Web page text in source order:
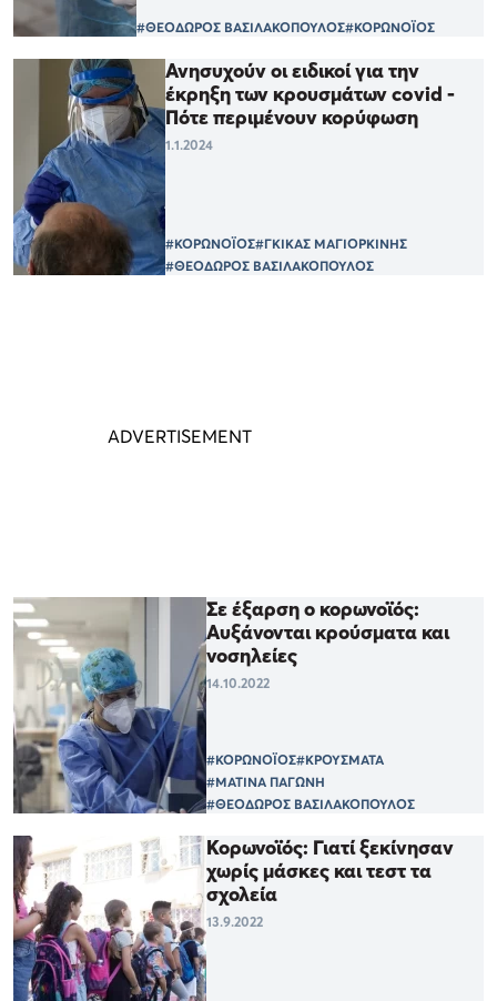
#ΘΕΟΔΩΡΟΣ ΒΑΣΙΛΑΚΟΠΟΥΛΟΣ#ΚΟΡΩΝΟΪΟΣ
Ανησυχούν οι ειδικοί για την
έκρηξη των κρουσμάτων covid -
Πότε περιμένουν κορύφωση
1.1.2024
#ΚΟΡΩΝΟΪΟΣ#ΓΚΙΚΑΣ ΜΑΓΙΟΡΚΙΝΗΣ
#ΘΕΟΔΩΡΟΣ ΒΑΣΙΛΑΚΟΠΟΥΛΟΣ
Σε έξαρση ο κορωνοϊός:
Αυξάνονται κρούσματα και
νοσηλείες
14.10.2022
#ΚΟΡΩΝΟΪΟΣ#ΚΡΟΥΣΜΑΤΑ
#ΜΑΤΙΝΑ ΠΑΓΩΝΗ
#ΘΕΟΔΩΡΟΣ ΒΑΣΙΛΑΚΟΠΟΥΛΟΣ
Κορωνοϊός: Γιατί ξεκίνησαν
χωρίς μάσκες και τεστ τα
σχολεία
13.9.2022